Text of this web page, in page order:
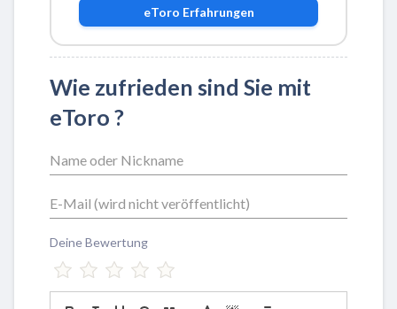
eToro Erfahrungen
Wie zufrieden sind Sie mit
eToro ?
Deine Bewertung